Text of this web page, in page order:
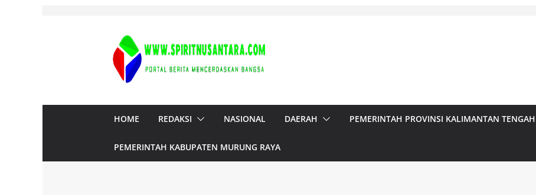
HOME REDAKSI NASIONAL DAERAH PEMERINTAH PROVINSI KALIMANTAN TENGAH
PEMERINTAH KABUPATEN MURUNG RAYA